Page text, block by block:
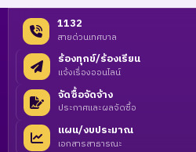
1132
สายด่วนเทศบาล
ร้องทุกข์/ร้องเรียน
แจ้งเรื่องออนไลน์
จัดซื้อจัดจ้าง
ประกาศและผลจัดซื้อ
แผน/งบประมาณ
เอกสารสาธารณะ